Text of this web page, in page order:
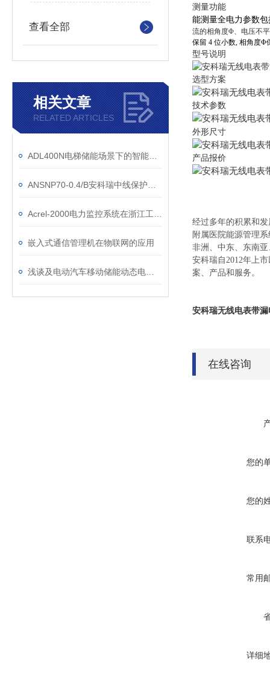
查看全部
相关文章
RELATED ARTICLES
嵌入式通信管理机在物联网的应用
测量功能
能测量全电力参数
流的相角度Φ、电压不
保留 4 位小数, 相角度Φ
型号说明
选型方案
技术参数
外形尺寸
产品报价
经过多年的积累和
附属医院能源管理
非洲、中东、东南
安科瑞自2012年上
案、产品和服务。
安科瑞无线电表带
在线咨询
您的
您的
联系
常用
详细